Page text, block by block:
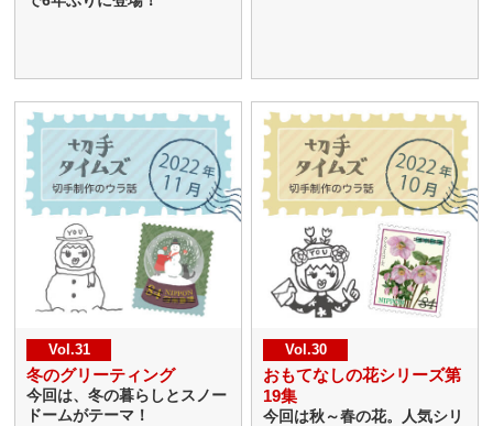
Vol.31
冬のグリーティング
今回は、冬の暮らしとスノー
ドームがテーマ！
Vol.30
おもてなしの花シリーズ第
19集
今回は秋～春の花。人気シリ